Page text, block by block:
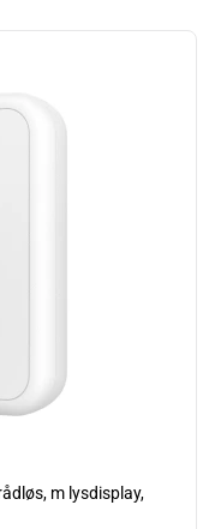
m lysdisplay,